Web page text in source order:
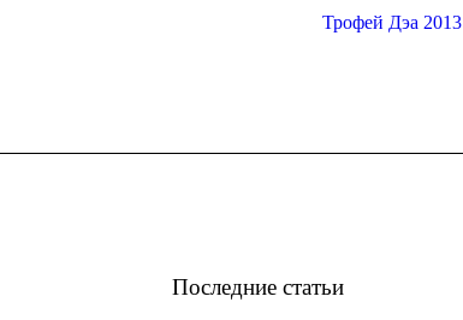
Трофей Дэа 2013
Последние статьи